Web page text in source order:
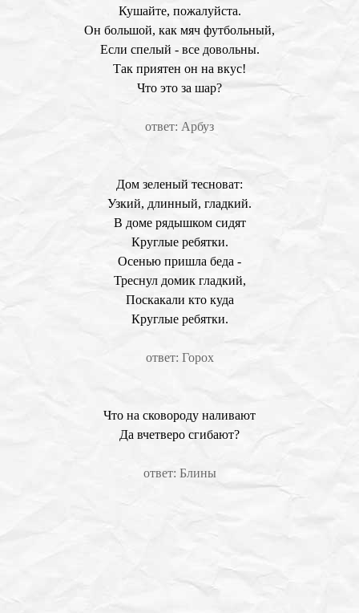
Кушайте, пожалуйста.
Он большой, как мяч футбольный,
Если спелый - все довольны.
Так приятен он на вкус!
Что это за шар?
ответ: Арбуз
Дом зеленый тесноват:
Узкий, длинный, гладкий.
В доме рядышком сидят
Круглые ребятки.
Осенью пришла беда -
Треснул домик гладкий,
Поскакали кто куда
Круглые ребятки.
ответ: Горох
Что на сковороду наливают
Да вчетверо сгибают?
ответ: Блины